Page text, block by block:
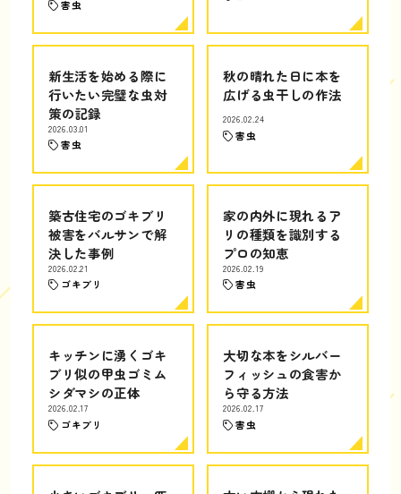
害虫
新生活を始める際に
行いたい完璧な虫対
策の記録
2026.03.01
害虫
秋の晴れた日に本を
広げる虫干しの作法
2026.02.24
害虫
築古住宅のゴキブリ
被害をバルサンで解
決した事例
2026.02.21
ゴキブリ
家の内外に現れるア
リの種類を識別する
プロの知恵
2026.02.19
害虫
キッチンに湧くゴキ
ブリ似の甲虫ゴミム
シダマシの正体
2026.02.17
ゴキブリ
大切な本をシルバー
フィッシュの食害か
ら守る方法
2026.02.17
害虫